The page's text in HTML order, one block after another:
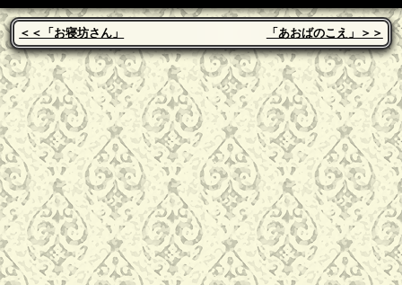
＜＜「お寝坊さん」 「あおばのこえ」＞＞